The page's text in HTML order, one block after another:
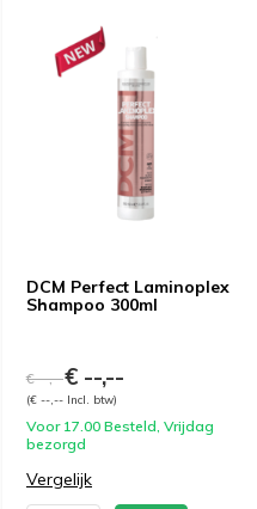
DCM Perfect Laminoplex
Shampoo 300ml
€ --,--€ --,--
(€ --,-- Incl. btw)
Voor 17.00 Besteld, Vrijdag
bezorgd
Vergelijk